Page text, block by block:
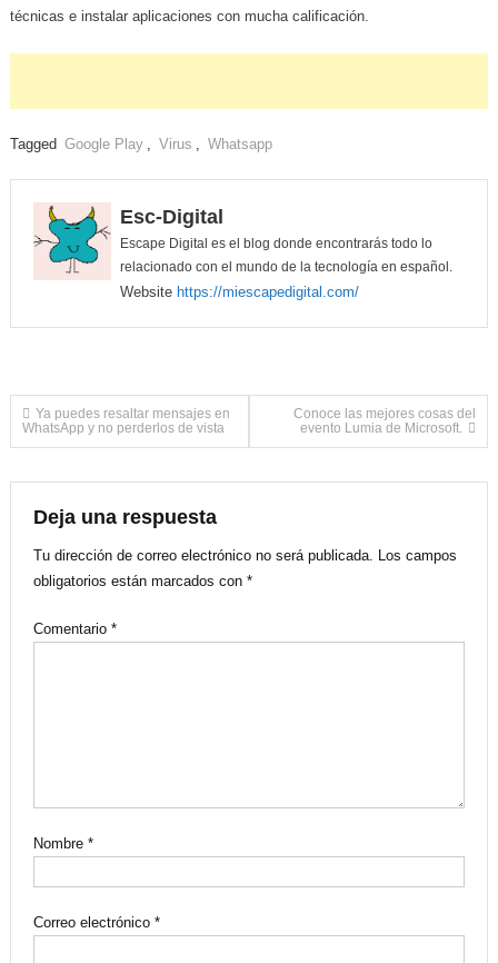
técnicas e instalar aplicaciones con mucha calificación.
Tagged Google Play , Virus , Whatsapp
Esc-Digital
Escape Digital es el blog donde encontrarás todo lo
relacionado con el mundo de la tecnología en español.
Website https://miescapedigital.com/
Navegación
entradas
Ya puedes resaltar mensajes en
WhatsApp y no perderlos de vista
Conoce las mejores cosas del
evento Lumia de Microsoft.
Deja una respuesta
Tu dirección de correo electrónico no será publicada. Los campos
obligatorios están marcados con *
Comentario *
Nombre *
Correo electrónico *